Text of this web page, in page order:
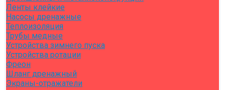
Ленты клейкие
Насосы дренажные
Теплоизоляция
Трубы медные
Устройства зимнего пуска
Устройства ротации
Фреон
Шланг дренажный
Экраны-отражатели